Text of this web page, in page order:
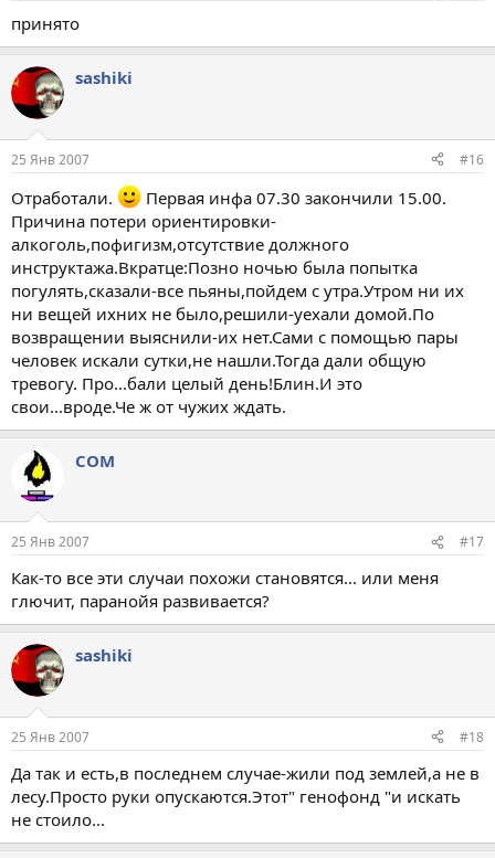
принято
sashiki
25 Янв 2007 #16
Отработали.
Первая инфа 07.30 закончили 15.00.
Причина потери ориентировки-
алкоголь,пофигизм,отсутствие должного
инструктажа.Вкратце:Позно ночью была попытка
погулять,сказали-все пьяны,пойдем с утра.Утром ни их
ни вещей ихних не было,решили-уехали домой.По
возвращении выяснили-их нет.Сами с помощью пары
человек искали сутки,не нашли.Тогда дали общую
тревогу. Про...бали целый день!Блин.И это
свои...вроде.Че ж от чужих ждать.
COM
25 Янв 2007 #17
Как-то все эти случаи похожи становятся... или меня
глючит, паранойя развивается?
sashiki
25 Янв 2007 #18
Да так и есть,в последнем случае-жили под землей,а не в
лесу.Просто руки опускаются.Этот" генофонд "и искать
не стоило...